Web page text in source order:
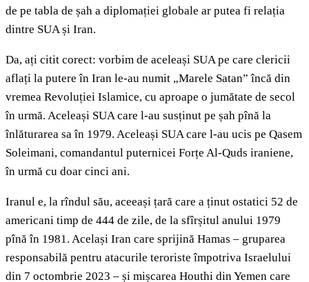
de pe tabla de șah a diplomației globale ar putea fi relația
dintre SUA și Iran.
Da, ați citit corect: vorbim de aceleași SUA pe care clericii
aflați la putere în Iran le-au numit „Marele Satan” încă din
vremea Revoluției Islamice, cu aproape o jumătate de secol
în urmă. Aceleași SUA care l-au susținut pe șah pînă la
înlăturarea sa în 1979. Aceleași SUA care l-au ucis pe Qasem
Soleimani, comandantul puternicei Forțe Al-Quds iraniene,
în urmă cu doar cinci ani.
Iranul e, la rîndul său, aceeași țară care a ținut ostatici 52 de
americani timp de 444 de zile, de la sfîrșitul anului 1979
pînă în 1981. Același Iran care sprijină Hamas – gruparea
responsabilă pentru atacurile teroriste împotriva Israelului
din 7 octombrie 2023 – și mișcarea Houthi din Yemen care